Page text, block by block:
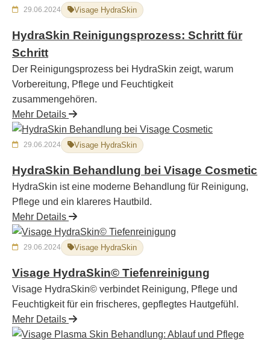
29.06.2024 Visage HydraSkin
HydraSkin Reinigungsprozess: Schritt für
Schritt
Der Reinigungsprozess bei HydraSkin zeigt, warum
Vorbereitung, Pflege und Feuchtigkeit
zusammengehören.
Mehr Details
29.06.2024 Visage HydraSkin
HydraSkin Behandlung bei Visage Cosmetic
HydraSkin ist eine moderne Behandlung für Reinigung,
Pflege und ein klareres Hautbild.
Mehr Details
29.06.2024 Visage HydraSkin
Visage HydraSkin© Tiefenreinigung
Visage HydraSkin© verbindet Reinigung, Pflege und
Feuchtigkeit für ein frischeres, gepflegtes Hautgefühl.
Mehr Details